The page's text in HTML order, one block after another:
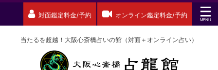
対面鑑定料金/予約 オンライン鑑定料金/予約
当たるを超越！大阪心斎橋占いの館（対面＋オンライン占い）